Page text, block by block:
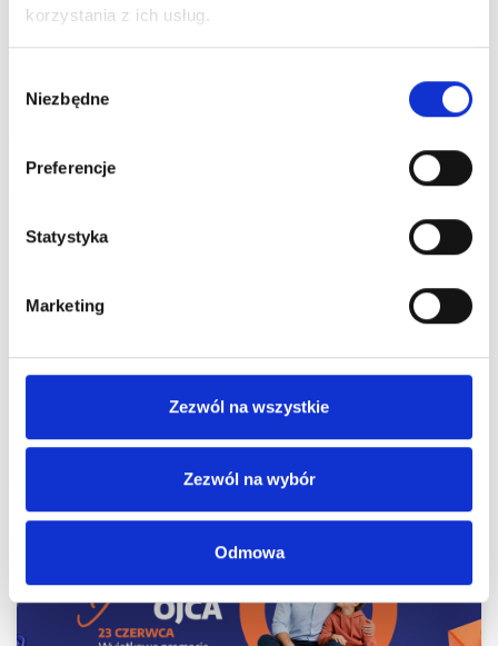
korzystania z ich usług.
zgody
Niezbędne
Preferencje
Statystyka
Marketing
Zezwól na wszystkie
Zezwól na wybór
Odmowa
Czas na letnie odświeżenie! Odkryj gorące
wyprzedaże w Centrum Handlowym Borek
ALE UPAŁ! Dbajmy o siebie nawzajem.